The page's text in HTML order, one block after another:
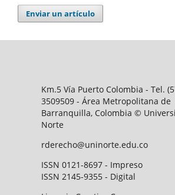
Enviar un artículo
Km.5 Vía Puerto Colombia - Tel.
3509509 - Área Metropolitana de
Barranquilla, Colombia ©
Norte
rderecho@uninorte.edu.co
ISSN 0121-8697 - Impreso
ISSN 2145-9355 - Digital